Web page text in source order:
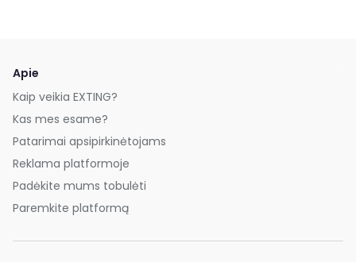
Apie
Kaip veikia EXTING?
Kas mes esame?
Patarimai apsipirkinėtojams
Reklama platformoje
Padėkite mums tobulėti
Paremkite platformą